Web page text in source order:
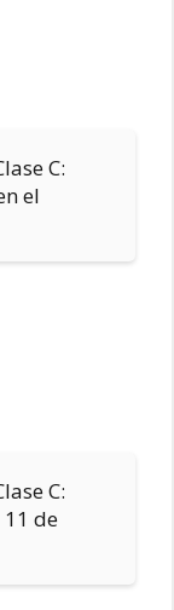
C:
el
C:
de